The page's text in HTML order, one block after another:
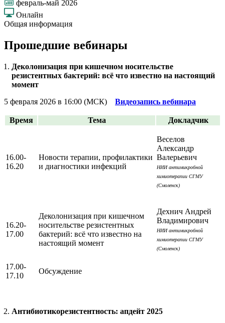
февраль-май 2026
Онлайн
Общая информация
Прошедшие вебинары
Деколонизация при кишечном носительстве
резистентных бактерий: всё что известно на настоящий
момент
5 февраля 2026 в 16:00 (МСК) Видеозапись вебинара
Время Тема Докладчик
16.00-
16.20
Новости терапии, профилактики
и диагностики инфекций
Веселов
Александр
Валерьевич
НИИ антимикробной
химиотерапии СГМУ
(Смоленск)
16.20-
17.00
Деколонизация при кишечном
носительстве резистентных
бактерий: всё что известно на
настоящий момент
Дехнич Андрей
Владимирович
НИИ антимикробной
химиотерапии СГМУ
(Смоленск)
17.00-
17.10
Обсуждение
Антибиотикорезистентность: апдейт 2025